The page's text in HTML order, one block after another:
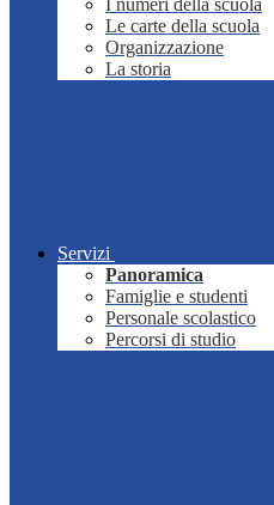
I numeri della scuola
Le carte della scuola
Organizzazione
La storia
Servizi
Panoramica
Famiglie e studenti
Personale scolastico
Percorsi di studio